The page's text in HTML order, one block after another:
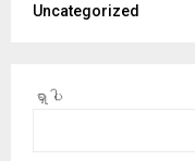
Uncategorized
ရှာပါ